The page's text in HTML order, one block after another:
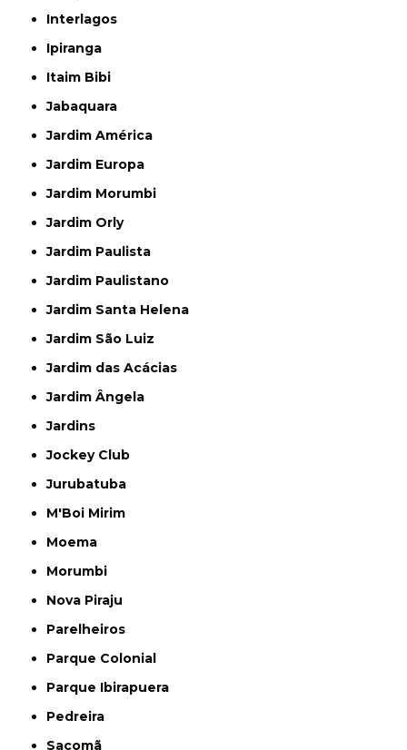
Interlagos
Ipiranga
Itaim Bibi
Jabaquara
Jardim América
Jardim Europa
Jardim Morumbi
Jardim Orly
Jardim Paulista
Jardim Paulistano
Jardim Santa Helena
Jardim São Luiz
Jardim das Acácias
Jardim Ângela
Jardins
Jockey Club
Jurubatuba
M'Boi Mirim
Moema
Morumbi
Nova Piraju
Parelheiros
Parque Colonial
Parque Ibirapuera
Pedreira
Sacomã